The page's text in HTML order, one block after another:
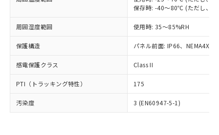
保存時: -40～80℃ (ただし、氷
周囲湿度範囲 使用時: 35～85%RH
保護構造 パネル前面: IP66、NEMA4X,
感電保護クラス Class II
PTI（トラッキング特性） 175
汚染度 3 (EN60947-5-1)
様のお取引先、またはお客様担当のオ
ムロン制御機器販売店・当社販売員に
オムロン制御機器販売店や当社販売拠
販売ネットワーク
」をご確認
在庫状況および標準価格結果を当社の
事前の承諾なく第三者に漏洩または開
示しないようお願いします。
マイパーツ機能（部品リスト作成サー
ビス）をご利用いただくには、I-Web
（DBP） 1000ppm以下、フタル酸ジイソブチル
但し、RoHS指令で産業用監視および制御機器に対する
適用除外項目は除く。
フタル酸エステル類の４物質については閾値を超える意
図的な使用がないことを確認しています。
部品在庫の切り替え状況などにより、予定
月が前後することがあります。
DBP(フタル酸ジブチル) : 1000ppm、 DIBP(フタル酸ジ
イソブチル) : 1000ppm、 BBP(フタル酸ブチルベンジ
DEHP(フタル酸ビス(2-エチルヘキシル)) : 1000ppm
「ｅ」：有害物質（10物質）のすべてが基
準値以下であることを示します。
「10」：通常の使用状況下において有害物
質が外部に漏えいし、環境に深刻な影響を
及ぼさない年数を意味します。
全に破砕するなど、違法に輸出されな
いよう必要な手段を講じます。
当社は貴社製品を、核兵器、ミサイ
ル、化学兵器、生物兵器またはその他
武器並びにこれらの製造装置等に一切
当社は、貴社製品を第三者に販売する
場合は、上記1、2および3の内容を当
該第三者に通知します。また当社は、
販売先および販売に係わる関係者が違
法に輸出するおそれがある場合は、取
り引きをいたしません。
一定数には満たないが在庫あり
在庫なし(最新の在庫状況につ
いては、お客様のお取引先、ま
たはお客様担当のオムロン制御
機器販売店・当社販売員にご確
受注生産機種、また在庫状況の
情報を公開していない機種